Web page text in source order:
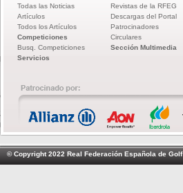
Todas las Noticias
Artículos
Todos los Artículos
Competiciones
Busq. Competiciones
Servicios
Revistas de la RFEG
Descargas del Portal
Patrocinadores
Circulares
Sección Multimedia
© Copyright 2022 Real Federación Española de Golf